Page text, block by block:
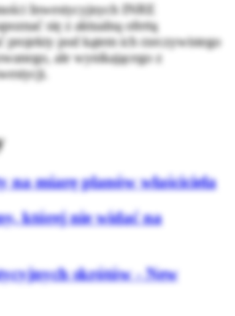
Inwestycyjnych INRE
się z aktualną ofertą
projekty pod kątem ich rzeczywistego
ale wynikającego z
na miarę planów właściciela
której nie widać na
skrótów - New